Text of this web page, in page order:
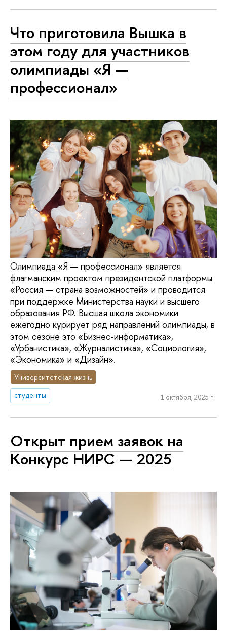
Что приготовила Вышка в
этом году для участников
олимпиады «Я —
профессионал»
Олимпиада «Я — профессионал» является
флагманским проектом президентской платформы
«Россия — страна возможностей» и проводится
при поддержке Министерства науки и высшего
образования РФ. Высшая школа экономики
ежегодно курирует ряд направлений олимпиады, в
этом сезоне это «Бизнес-информатика»,
«Урбанистика», «Журналистика», «Социология»,
«Экономика» и «Дизайн».
Университетская жизнь
студенты
1 октября, 2025 г.
Открыт прием заявок на
Конкурс НИРС — 2025